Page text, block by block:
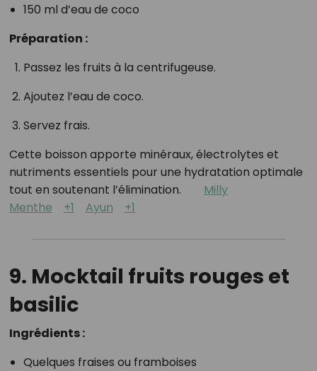
150 ml d’eau de coco
Préparation :
Passez les fruits à la centrifugeuse.
Ajoutez l’eau de coco.
Servez frais.
Cette boisson apporte minéraux, électrolytes et
nutriments essentiels pour une hydratation optimale
tout en soutenant l’élimination.
Milly
Menthe
+1 Ayun +1
9. Mocktail fruits rouges et
basilic
Ingrédients :
Quelques fraises ou framboises